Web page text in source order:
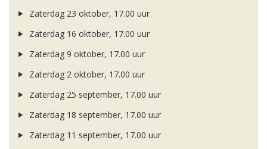
Zaterdag 23 oktober, 17.00 uur
Zaterdag 16 oktober, 17.00 uur
Zaterdag 9 oktober, 17.00 uur
Zaterdag 2 oktober, 17.00 uur
Zaterdag 25 september, 17.00 uur
Zaterdag 18 september, 17.00 uur
Zaterdag 11 september, 17.00 uur